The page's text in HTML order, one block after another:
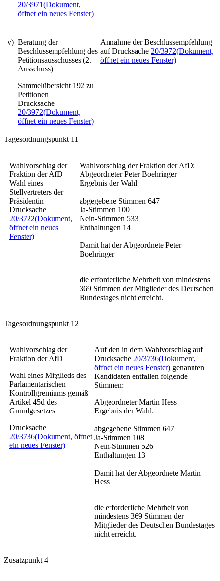
20/3971(Dokument,
öffnet ein neues Fenster)
v) Beratung der
Beschlussempfehlung des
Petitionsausschusses (2.
Ausschuss)
Sammelübersicht 192 zu
Petitionen
Drucksache
20/3972(Dokument,
öffnet ein neues Fenster)
Annahme der Beschlussempfehlung
auf Drucksache 20/3972(Dokument,
öffnet ein neues Fenster)
Tagesordnungspunkt 11
Wahlvorschlag der
Fraktion der AfD
Wahl eines
Stellvertreters der
Präsidentin
Drucksache
20/3722(Dokument,
öffnet ein neues
Fenster)
Wahlvorschlag der Fraktion der AfD:
Abgeordneter Peter Boehringer
Ergebnis der Wahl:
abgegebene Stimmen 647
Ja-Stimmen 100
Nein-Stimmen 533
Enthaltungen 14
Damit hat der Abgeordnete Peter
Boehringer
die erforderliche Mehrheit von mindestens
369 Stimmen der Mitglieder des Deutschen
Bundestages nicht erreicht.
Tagesordnungspunkt 12
Wahlvorschlag der
Fraktion der AfD
Wahl eines Mitglieds des
Parlamentarischen
Kontrollgremiums gemäß
Artikel 45d des
Grundgesetzes
Drucksache
20/3736(Dokument, öffnet
ein neues Fenster)
Auf den in dem Wahlvorschlag auf
Drucksache 20/3736(Dokument,
öffnet ein neues Fenster) genannten
Kandidaten entfallen folgende
Stimmen:
Abgeordneter Martin Hess
Ergebnis der Wahl:
abgegebene Stimmen 647
Ja-Stimmen 108
Nein-Stimmen 526
Enthaltungen 13
Damit hat der Abgeordnete Martin
Hess
die erforderliche Mehrheit von
mindestens 369 Stimmen der
Mitglieder des Deutschen Bundestages
nicht erreicht.
Zusatzpunkt 4